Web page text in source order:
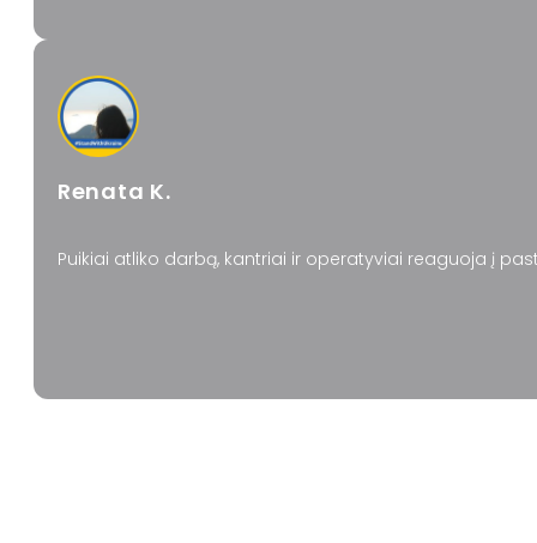
Renata K.
Puikiai atliko darbą, kantriai ir operatyviai reaguoja į